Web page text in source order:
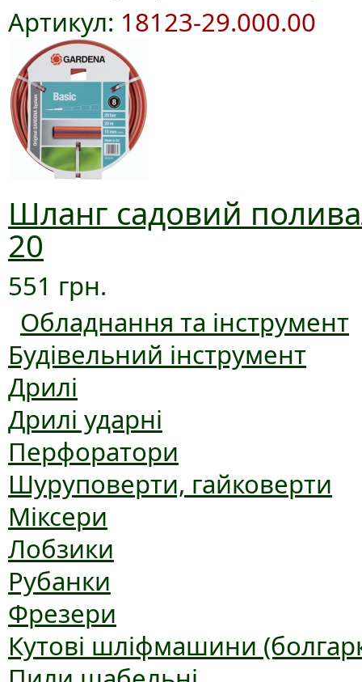
Артикул: 18123-29.000.00
Шланг садовий
20
551 грн.
Обладнання та інструмент
Будівельний інструмент
Дрилі
Дрилі ударні
Перфоратори
Шуруповерти, гайковерти
Міксери
Лобзики
Рубанки
Фрезери
Кутові шліфмашини